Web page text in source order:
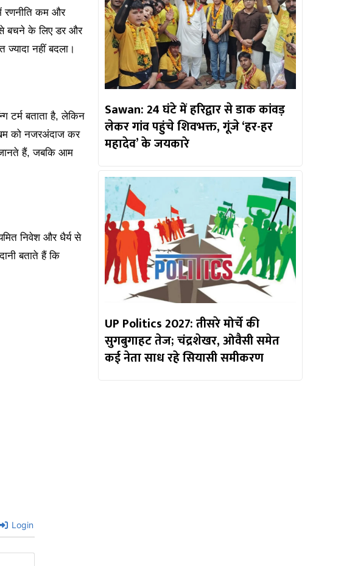
रणनीति कम और
से बचने के लिए डर और
नहीं बदला।
टर्म बताता है, लेकिन
को नजरअंदाज कर
जानते हैं, जबकि आम
निवेश और धैर्य से
बताते हैं कि
Login
Sawan: 24 घंटे में हरिद्वार से डाक कांवड़
लेकर गांव पहुंचे शिवभक्त, गूंजे ‘हर-हर
महादेव’ के जयकारे
UP Politics 2027: तीसरे मोर्चे की
सुगबुगाहट तेज; चंद्रशेखर, ओवैसी समेत
कई नेता साध रहे सियासी समीकरण